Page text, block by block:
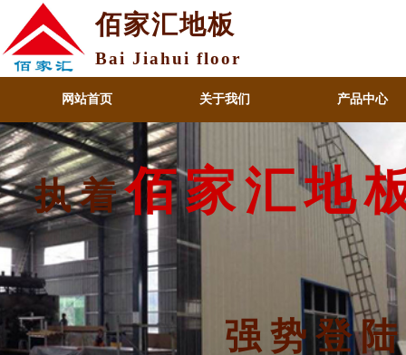
佰家汇地板
Bai Jiahui floor
网站首页 关于我们 产品中心
执着佰家汇地
强势登陆